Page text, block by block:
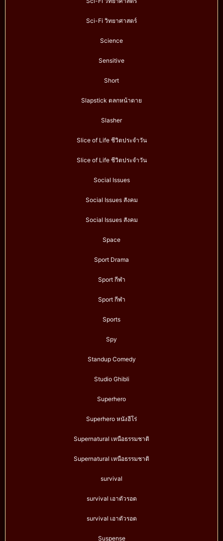
Sci-Fi วิทยาศาสตร์
Science
Sensitive
Short
Slapstick ตลกหน้าตาย
Slasher
Slice of Life ชีวิตประจำวัน
Slice of Life ชีวิตประจำวัน
Social Issues
Social Issues สังคม
Social Issues สังคม
Space
Sport Drama
Sport กีฬา
Sport กีฬา
Sports
Spy
Standup Comedy
Studio Ghibli
Superhero
Superhero หนังฮีโร่
Supernatural เหนือธรรมชาติ
Supernatural เหนือธรรมชาติ
survival
survival เอาตัวรอด
survival เอาตัวรอด
Suspense